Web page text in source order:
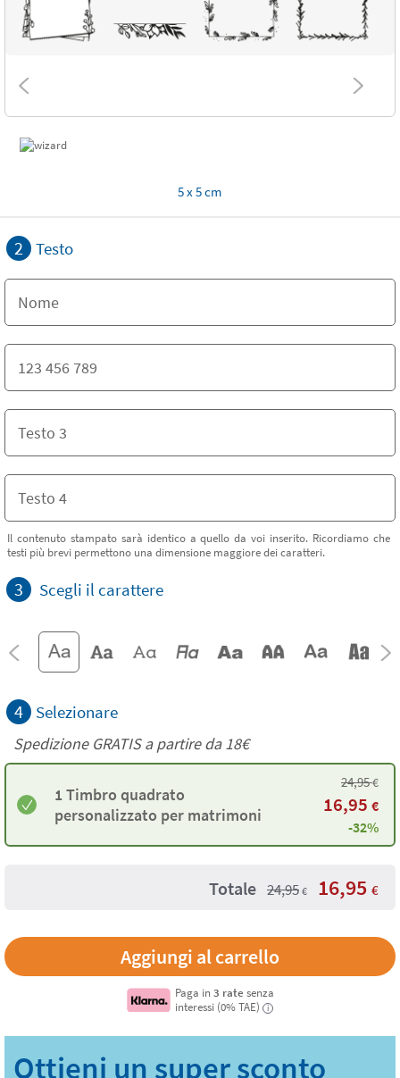
5 x 5 cm
2 Testo
Il contenuto stampato sarà identico a quello da voi inserito. Ricordiamo che
testi più brevi permettono una dimensione maggiore dei caratteri.
3 Scegli il carattere
4 Selezionare
Spedizione GRATIS a partire da18€
1 Timbro quadrato
personalizzato per matrimoni
24,95€
16,95 €
-32%
Totale 24,95 € 16,95 €
Paga in 3 rate senza
interessi (0% TAE)
i